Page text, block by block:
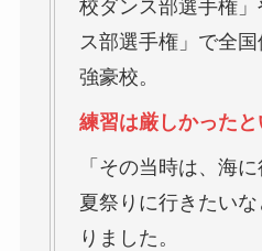
校ダンス部選手権
ス部選手権」で全
強豪校。
練習は厳しかったと
「その当時は、海
夏祭りに行きたい
りました。